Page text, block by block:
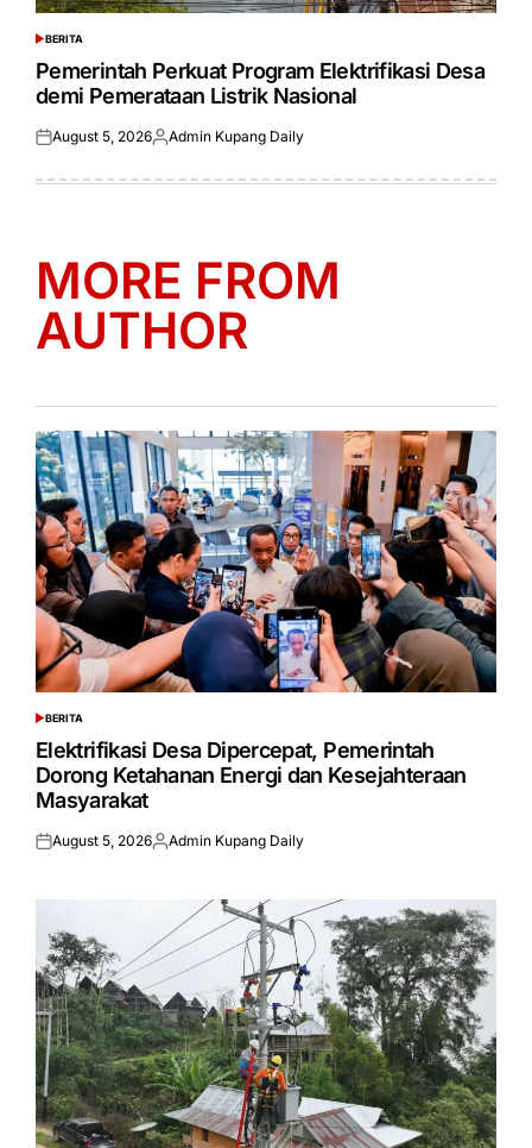
POSTED
IN
BERITA
Pemerintah Perkuat Program Elektrifikasi Desa
demi Pemerataan Listrik Nasional
Posted
August 5, 2026Posted
Admin Kupang Daily
MORE FROM
AUTHOR
POSTED
IN
BERITA
Elektrifikasi Desa Dipercepat, Pemerintah
Dorong Ketahanan Energi dan Kesejahteraan
Masyarakat
Posted
August 5, 2026Posted
Admin Kupang Daily